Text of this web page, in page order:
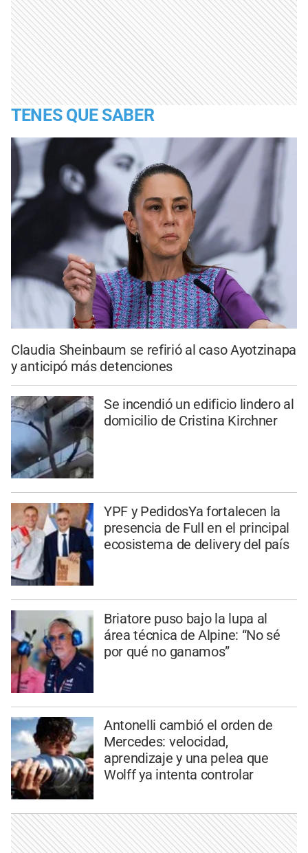
TENES QUE SABER
Claudia Sheinbaum se refirió al caso Ayotzinapa
y anticipó más detenciones
Se incendió un edificio lindero al
domicilio de Cristina Kirchner
YPF y PedidosYa fortalecen la
presencia de Full en el principal
ecosistema de delivery del país
Briatore puso bajo la lupa al
área técnica de Alpine: “No sé
por qué no ganamos”
Antonelli cambió el orden de
Mercedes: velocidad,
aprendizaje y una pelea que
Wolff ya intenta controlar